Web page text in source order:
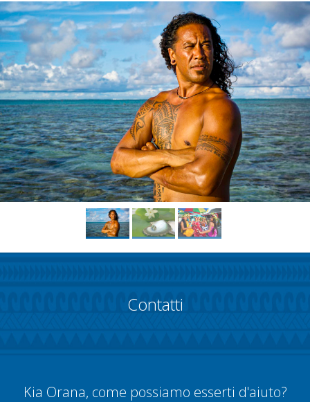
Contatti
Kia Orana, come possiamo esserti d'aiuto?